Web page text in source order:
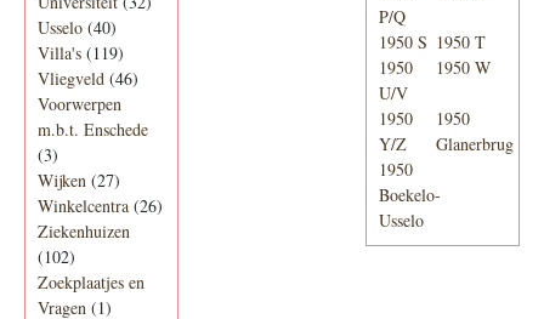
Usselo (40)
Villa's (119)
Vliegveld (46)
Voorwerpen
m.b.t. Enschede
(3)
Wijken (27)
Winkelcentra (26)
Ziekenhuizen
(102)
Zoekplaatjes en
Vragen (1)
P/Q
1950 S 1950 T
1950
U/V
1950 W
1950
Y/Z
1950
Glanerbrug
1950
Boekelo-
Usselo